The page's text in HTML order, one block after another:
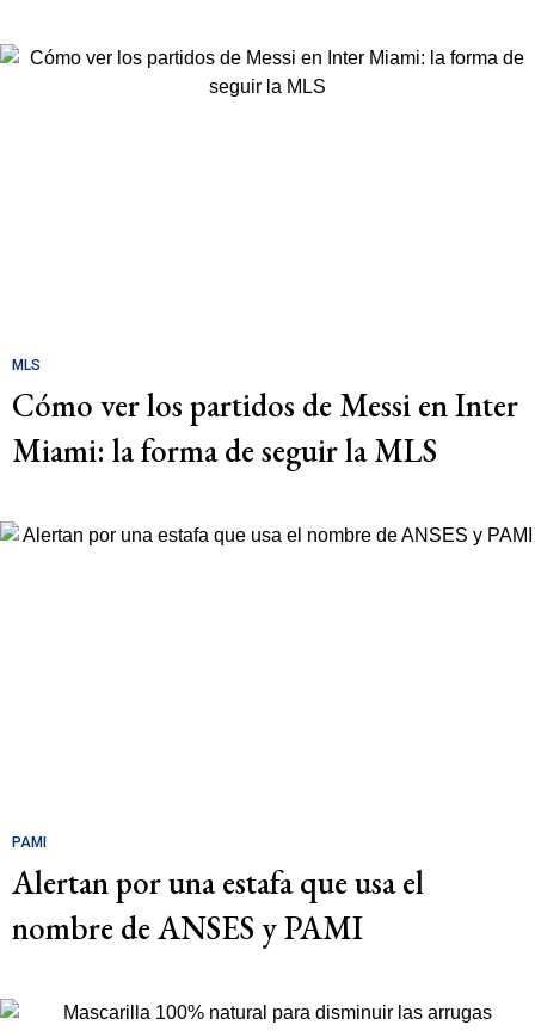
MLS
Cómo ver los partidos de Messi en Inter
Miami: la forma de seguir la MLS
PAMI
Alertan por una estafa que usa el
nombre de ANSES y PAMI